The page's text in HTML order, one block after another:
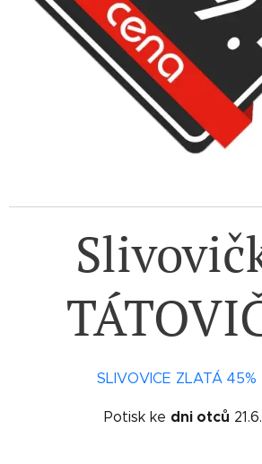
SLIVOVICE ZLATÁ 45%
Potisk ke dni otců